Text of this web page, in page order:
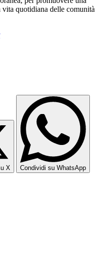
quotidiana delle comunità
X Condividi su WhatsApp